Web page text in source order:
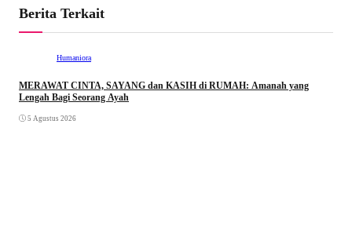
Berita Terkait
Humaniora
MERAWAT CINTA, SAYANG dan KASIH di RUMAH: Amanah yang
Lengah Bagi Seorang Ayah
5 Agustus 2026